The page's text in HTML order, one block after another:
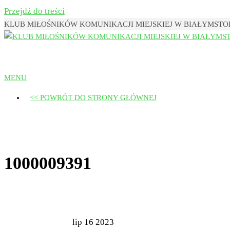
Przejdź do treści
KLUB MIŁOŚNIKÓW KOMUNIKACJI MIEJSKIEJ W
MENU
<< POWRÓT DO STRONY GŁÓWNEJ
1000009391
lip 16 2023